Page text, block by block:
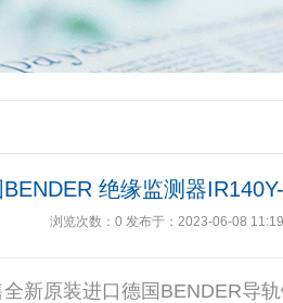
绝缘监测器
浏览次数： 0 发布于：2023-06-08
新原装进口德国BENDER导